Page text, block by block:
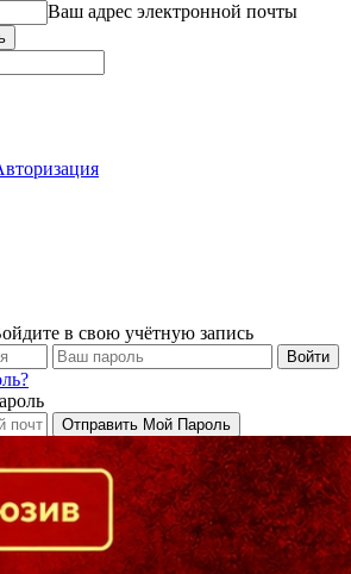
Ваш адрес электронной почты
в свою учётную запись
регионе